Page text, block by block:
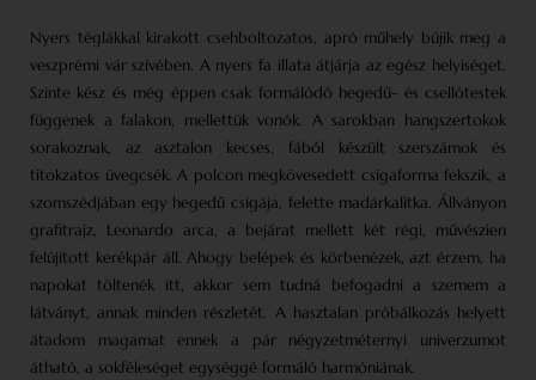
Nyers téglákkal kirakott csehboltozatos, apró műhely bújik meg a
veszprémi vár szívében. A nyers fa illata átjárja az egész helyiséget.
Szinte kész és még éppen csak formálódó hegedű- és csellótestek
függenek a falakon, mellettük vonók. A sarokban hangszertokok
sorakoznak, az asztalon kecses, fából készült szerszámok és
titokzatos üvegcsék. A polcon megkövesedett csigaforma fekszik, a
szomszédjában egy hegedű csigája, felette madárkalitka. Állványon
grafitrajz, Leonardo arca, a bejárat mellett két régi, művészien
felújított kerékpár áll. Ahogy belépek és körbenézek, azt érzem, ha
napokat töltenék itt, akkor sem tudná befogadni a szemem a
látványt, annak minden részletét. A hasztalan próbálkozás helyett
átadom magamat ennek a pár négyzetméternyi univerzumot
átható, a sokféleséget egységgé formáló harmóniának.